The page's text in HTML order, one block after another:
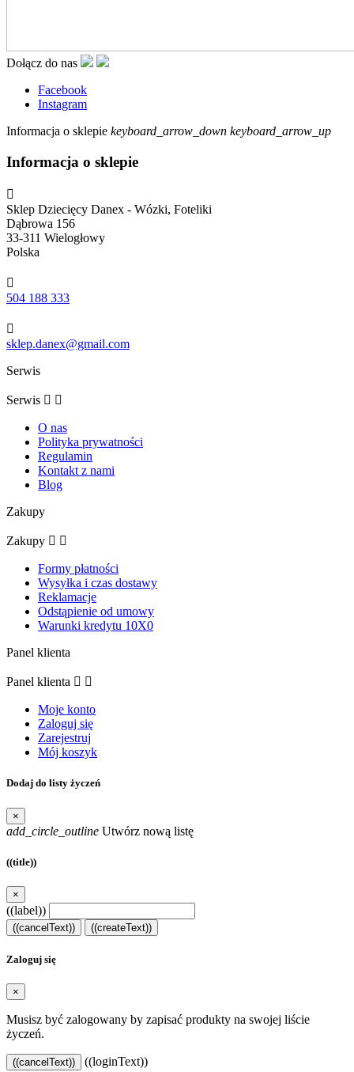
Dołącz do nas
Facebook
Instagram
Informacja o sklepie keyboard_arrow_down keyboard_arrow_up
Informacja o sklepie

Sklep Dziecięcy Danex - Wózki, Foteliki
Dąbrowa 156
33-311 Wielogłowy
Polska

504 188 333

sklep.danex@gmail.com
Serwis
Serwis  
O nas
Polityka prywatności
Regulamin
Kontakt z nami
Blog
Zakupy
Zakupy  
Formy płatności
Wysyłka i czas dostawy
Reklamacje
Odstąpienie od umowy
Warunki kredytu 10X0
Panel klienta
Panel klienta  
Moje konto
Zaloguj się
Zarejestruj
Mój koszyk
Dodaj do listy życzeń
×
add_circle_outline Utwórz nową listę
((title))
×
((label))
((cancelText)) ((createText))
Zaloguj się
×
Musisz być zalogowany by zapisać produkty na swojej liście
życzeń.
((cancelText))
((loginText))